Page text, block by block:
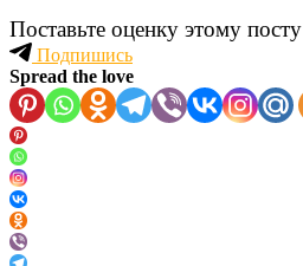
Поставьте оценку этому посту
Подпишись
Spread the love